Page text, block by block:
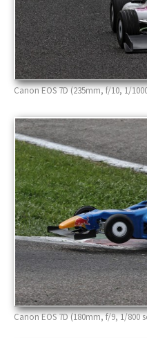
Canon EOS 7D (235mm, f/10, 1/
Canon EOS 7D (180mm, f/9, 1/800